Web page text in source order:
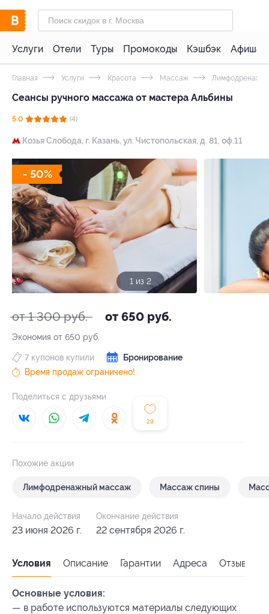
Услуги Отели Туры Промокоды Кэшбэк Афиша
Главная Услуги Красота Массаж
Сеансы ручного массажа от мастера Альбины
5.0 (4)
Козья Слобода, г. Казань, ул. Чистопольская, д. 81, оф.11
- 50%
1 из 2
от 1 300 руб. от 650 руб.
Экономия от 650 руб.
29
7 купонов купили
Бронирование
Время продаж ограничено!
Поделиться с друзьями
Похожие акции
Лимфодренажный массаж Массаж спины
Начало действия
23 июня 2026 г.
Окончание действия
22 сентября 2026 г.
Условия Описание Гарантии Адреса Отзывы
Основные условия:
— в работе используются материалы следующих